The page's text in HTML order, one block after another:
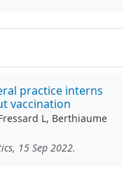
practice interns
vaccination
L, Berthiaume
15 Sep 2022.